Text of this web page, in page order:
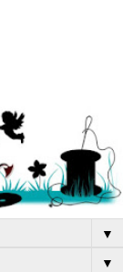
▼
▼